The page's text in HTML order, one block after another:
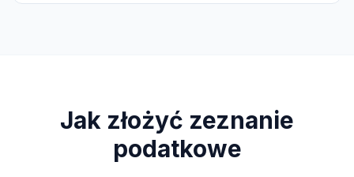
Jak złożyć zeznanie
podatkowe